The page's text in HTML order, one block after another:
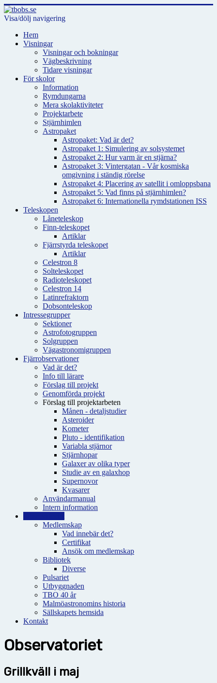
Visa/dölj navigering
Hem
Visningar
Visningar och bokningar
Vägbeskrivning
Tidare visningar
För skolor
Information
Rymdungarna
Mera skolaktiviteter
Projektarbete
Stjärnhimlen
Astropaket
Astropaket: Vad är det?
Astropaket 1: Simulering av solsystemet
Astropaket 2: Hur varm är en stjärna?
Astropaket 3: Vintergatan - Vår kosmiska
omgivning i ständig rörelse
Astropaket 4: Placering av satellit i omloppsbana
Astropaket 5: Vad finns på stjärnhimlen?
Astropaket 6: Internationella rymdstationen ISS
Teleskopen
Låneteleskop
Finn-teleskopet
Artiklar
Fjärrstyrda teleskopet
Artiklar
Celestron 8
Solteleskopet
Radioteleskopet
Celestron 14
Latinrefraktorn
Dobsonteleskop
Intressegrupper
Sektioner
Astrofotogruppen
Solgruppen
Vägastronomigruppen
Fjärrobservationer
Vad är det?
Info till lärare
Förslag till projekt
Genomförda projekt
Förslag till projektarbeten
Månen - detaljstudier
Asteroider
Kometer
Pluto - identifikation
Variabla stjärnor
Stjärnhopar
Galaxer av olika typer
Studie av en galaxhop
Supernovor
Kvasarer
Användarmanual
Intern information
Medlemskap
Vad innebär det?
Certifikat
Ansök om medlemskap
Bibliotek
Diverse
Pulsariet
Utbyggnaden
TBO 40 år
Malmöastronomins historia
Sällskapets hemsida
Kontakt
Observatoriet
Grillkväll i maj